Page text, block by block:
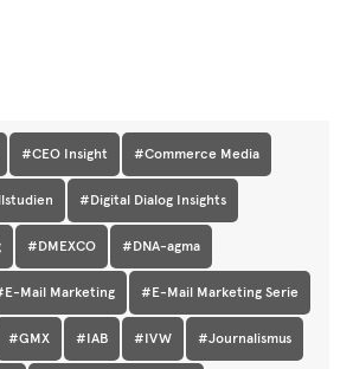
#CEO Insight #Commerce Media
#Digital Dialog Insights
#DMEXCO #DNA-agma
Mail Marketing #E-Mail Marketing Serie
#GMX #IAB #IVW #Journalismus